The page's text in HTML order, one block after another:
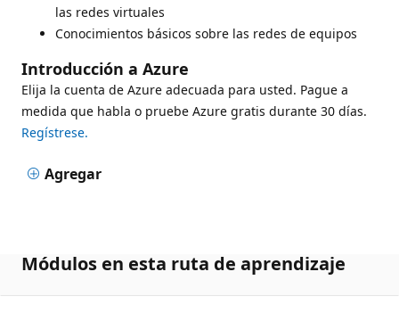
las redes virtuales
Conocimientos básicos sobre las redes de equipos
Introducción a Azure
Elija la cuenta de Azure adecuada para usted. Pague a
medida que habla o pruebe Azure gratis durante 30 días.
Regístrese.
Agregar
Módulos en esta ruta de aprendizaje